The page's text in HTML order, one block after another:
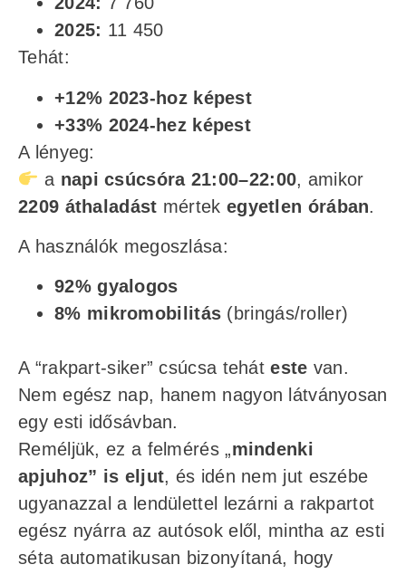
2025: 11 450
Tehát:
+12% 2023-hoz képest
+33% 2024-hez képest
A lényeg:
a napi csúcsóra 21:00–22:00, amikor
2209 áthaladást mértek egyetlen órában.
A használók megoszlása:
92% gyalogos
8% mikromobilitás (bringás/roller)
A “rakpart-siker” csúcsa teháteste van.
Nem egész nap, hanem nagyon látványosan
egy esti idősávban.
Reméljük, ez a felmérés „mindenki
apjuhoz” is eljut, és idén nem jut eszébe
ugyanazzal a lendülettel lezárni a rakpartot
egész nyárra az autósok elől, mintha az esti
séta automatikusan bizonyítaná, hogy